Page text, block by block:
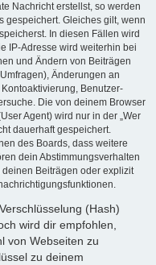
Nachricht erstellst, so werden
gespeichert. Gleiches gilt, wenn
In diesen Fällen wird
IP-Adresse wird weiterhin bei
und Ändern von Beiträgen
Änderungen an
Benutzer-
Die von deinem Browser
Agent) wird nur in der „Wer
dauerhaft gespeichert.
des Boards, dass weitere
dein Abstimmungsverhalten
Beiträgen oder explizit
(Hash)
wird dir empfohlen,
von Webseiten zu
zu deinem